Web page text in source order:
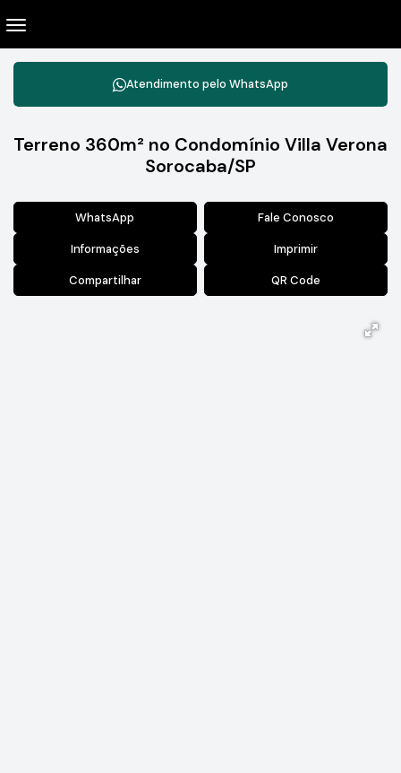
Atendimento pelo WhatsApp
Terreno 360m² no Condomínio Villa Verona
Sorocaba/SP
WhatsApp Fale Conosco
Informações Imprimir
Compartilhar QR Code